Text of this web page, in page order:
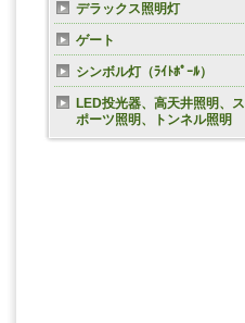
デラックス照明灯
ゲート
シンボル灯（ﾗｲﾄﾎﾟｰﾙ）
LED投光器、高天井照明、ス
ポーツ照明、トンネル照明